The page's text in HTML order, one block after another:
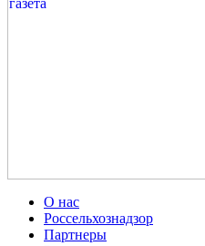
О нас
Россельхознадзор
Партнеры